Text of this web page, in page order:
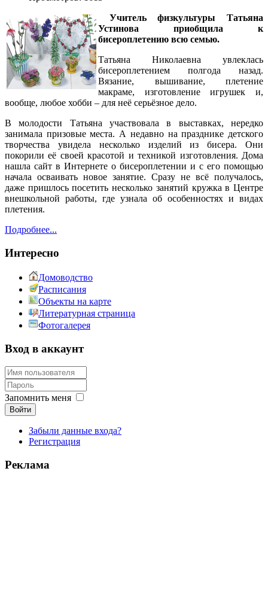
Учитель физкультуры Татьяна
Устинова приобщила к
бисероплетению всю семью.
Татьяна Николаевна увлеклась
бисероплетением полгода назад.
Вязание, вышивание, плетение
макраме, изготовление игрушек и,
вообще, любое хобби – для неё серьёзное дело.
В молодости Татьяна участвовала в выставках, нередко
занимала призовые места. А недавно на празднике детского
творчества увидела несколько изделий из бисера. Они
покорили её своей красотой и техникой изготовления. Дома
нашла сайт в Интернете о бисероплетении и с его помощью
начала осваивать новое занятие. Сразу не всё получалось,
даже пришлось посетить несколько занятий кружка в Центре
внешкольной работы, где узнала об особенностях и видах
плетения.
Подробнее...
Интересно
Домоводство
Расписания
Объекты на карте
Литературная страница
Фотогалерея
Вход в аккаунт
Запомнить меня
Войти
Забыли данные входа?
Регистрация
Реклама